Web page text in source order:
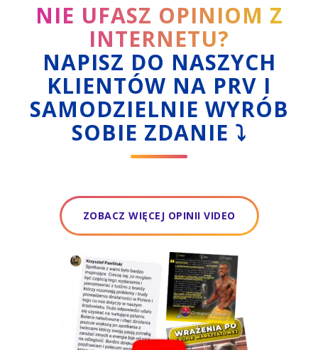
NIE UFASZ OPINIOM Z
INTERNETU?
NAPISZ DO NASZYCH
KLIENTÓW NA PRV I
SAMODZIELNIE WYRÓB
SOBIE ZDANIE ⤵
ZOBACZ WIĘCEJ OPINII VIDEO